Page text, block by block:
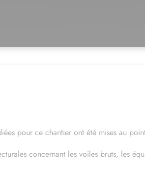
pour ce chantier ont été mises au
concernant les voiles bruts, les